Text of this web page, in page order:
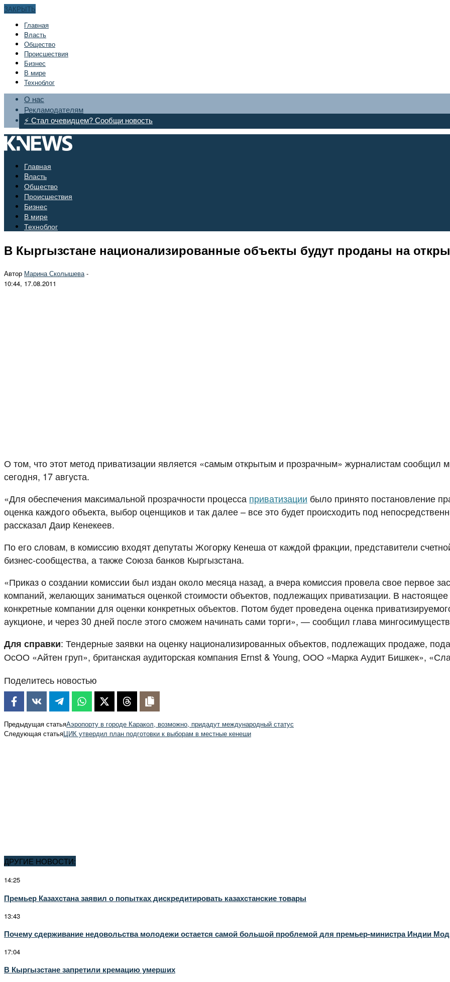
ЗАКРЫТЬ
Главная
Bласть
Общество
Происшествия
Бизнес
В мире
Техноблог
О нас
Рекламодателям
⚡ Стал очевидцем? Сообщи новость
Главная
Bласть
Общество
Происшествия
Бизнес
В мире
Техноблог
В Кыргызстане национализированные объекты будут проданы на
Автор Марина Сколышева-
10:44, 17.08.2011
О том, что этот метод приватизации является «самым открытым и прозрачным» журналистам сообщил
сегодня, 17 августа.
«Для обеспечения максимальной прозрачности процесса приватизации было принято постановление
оценка каждого объекта, выбор оценщиков и так далее – все это будет происходить под
рассказал Даир Кенекеев.
По его словам, в комиссию входят депутаты Жогорку Кенеша от каждой фракции, представители
бизнес-сообщества, а также Союза банков Кыргызстана.
«Приказ о создании комиссии был издан около месяца назад, а вчера комиссия провела свое первое
компаний, желающих заниматься оценкой стоимости объектов, подлежащих приватизации. В
конкретные компании для оценки конкретных объектов. Потом будет проведена оценка
аукционе, и через 30 дней после этого сможем начинать сами торги», — сообщил глава
Для справки: Тендерные заявки на оценку национализированных объектов, подлежащих продаже,
ОсОО «Айтен груп», британская аудиторская компания Ernst & Young, ООО «Марка Аудит Бишкек»,
Поделитесь новостью
Предыдущая статьяАэропорту в городе Каракол, возможно, придадут международный статус
Следующая статьяЦИК утвердил план подготовки к выборам в местные кенеши
ДРУГИЕ НОВОСТИ:
14:25
Премьер Казахстана заявил о попытках дискредитировать казахстанские товары
13:43
Почему сдерживание недовольства молодежи остается самой большой проблемой для премьер-министра Индии
17:04
В Кыргызстане запретили кремацию умерших